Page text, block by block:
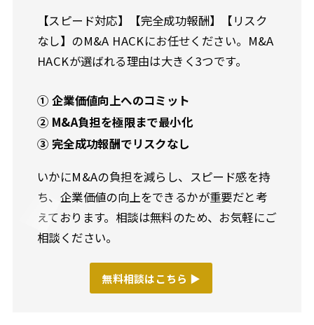
【スピード対応】【完全成功報酬】【リスク
なし】のM&A HACKにお任せください。M&A
HACKが選ばれる理由は大きく3つです。
① 企業価値向上へのコミット
② M&A負担を極限まで最小化
③ 完全成功報酬でリスクなし
いかにM&Aの負担を減らし、スピード感を持
ち、企業価値の向上をできるかが重要だと考
えております。相談は無料のため、お気軽にご
相談ください。
無料相談はこちら ▶︎